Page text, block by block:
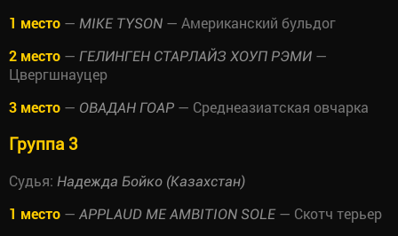
1 место — MIKE TYSON — Американский бульдог
2 место — ГЕЛИНГЕН СТАРЛАЙЗ ХОУП РЭМИ —
Цвергшнауцер
3 место — ОВАДАН ГОАР — Среднеазиатская овчарка
Группа 3
Судья: Надежда Бойко (Казахстан)
1 место — APPLAUD ME AMBITION SOLE — Скотч терьер